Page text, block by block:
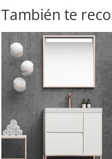
También te